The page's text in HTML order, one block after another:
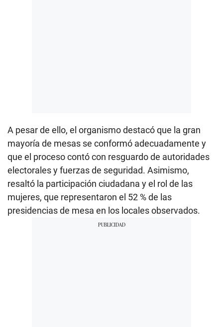
A pesar de ello, el organismo destacó que la gran
mayoría de mesas se conformó adecuadamente y
que el proceso contó con resguardo de autoridades
electorales y fuerzas de seguridad. Asimismo,
resaltó la participación ciudadana y el rol de las
mujeres, que representaron el 52 % de las
presidencias de mesa en los locales observados.